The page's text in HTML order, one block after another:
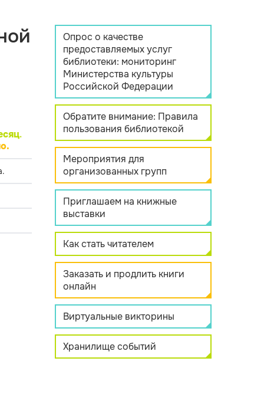
.
Опрос о качестве
предоставляемых услуг
библиотеки: мониторинг
Министерства культуры
Российской Федерации
Обратите внимание: Правила
пользования библиотекой
Мероприятия для
организованных групп
Приглашаем на книжные
выставки
Как стать читателем
Заказать и продлить книги
онлайн
Виртуальные викторины
Хранилище событий